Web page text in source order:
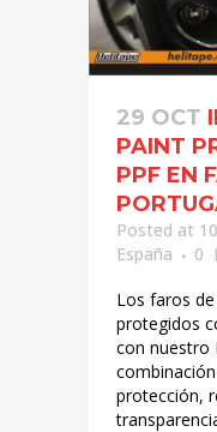
29 OCT
PAINT
PPF EN
Posted at
España
0
Los faros
protegidos
con nuestro
protección,